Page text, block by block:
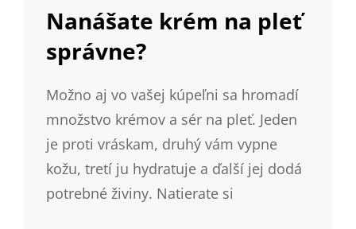
Nanášate krém na pleť
správne?
Možno aj vo vašej kúpeľni sa hromadí
množstvo krémov a sér na pleť. Jeden
je proti vráskam, druhý vám vypne
kožu, tretí ju hydratuje a ďalší jej dodá
potrebné živiny. Natierate si